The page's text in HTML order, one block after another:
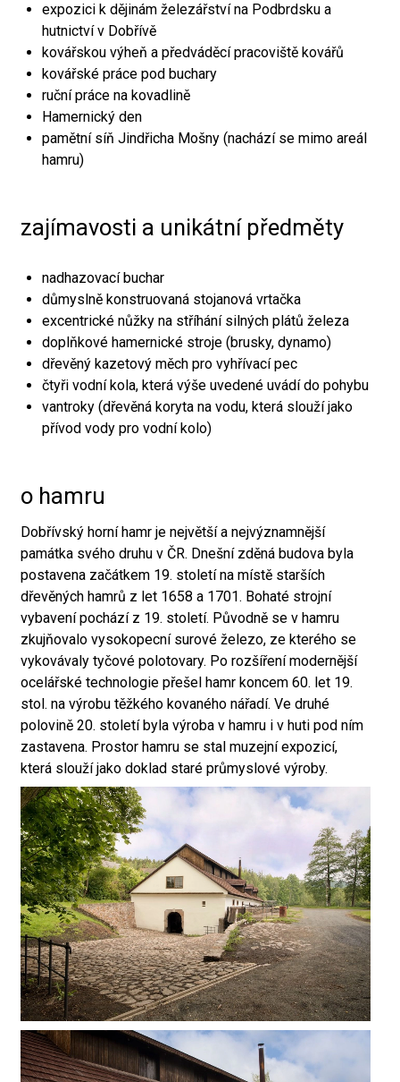
expozici k dějinám železářství na Podbrdsku a
hutnictví v Dobřívě
kovářskou výheň a předváděcí pracoviště kovářů
kovářské práce pod buchary
ruční práce na kovadlině
Hamernický den
pamětní síň Jindřicha Mošny (nachází se mimo areál
hamru)
zajímavosti a unikátní předměty
nadhazovací buchar
důmyslně konstruovaná stojanová vrtačka
excentrické nůžky na stříhání silných plátů železa
doplňkové hamernické stroje (brusky, dynamo)
dřevěný kazetový měch pro vyhřívací pec
čtyři vodní kola, která výše uvedené uvádí do pohybu
vantroky (dřevěná koryta na vodu, která slouží jako
přívod vody pro vodní kolo)
o hamru
Dobřívský horní hamr je největší a nejvýznamnější
památka svého druhu v ČR. Dnešní zděná budova byla
postavena začátkem 19. století na místě starších
dřevěných hamrů z let 1658 a 1701. Bohaté strojní
vybavení pochází z 19. století. Původně se v hamru
zkujňovalo vysokopecní surové železo, ze kterého se
vykovávaly tyčové polotovary. Po rozšíření modernější
ocelářské technologie přešel hamr koncem 60. let 19.
stol. na výrobu těžkého kovaného nářadí. Ve druhé
polovině 20. století byla výroba v hamru i v huti pod ním
zastavena. Prostor hamru se stal muzejní expozicí,
která slouží jako doklad staré průmyslové výroby.